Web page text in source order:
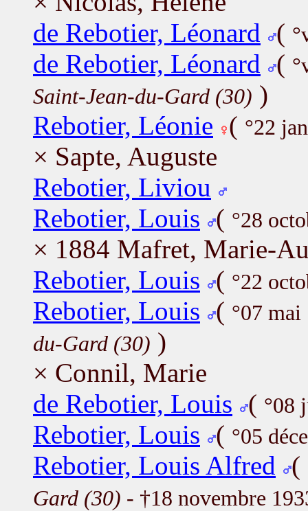
de Rebotier, Léonard
(
de Rebotier, Léonard (
Saint-Jean-du-Gard (30) )
Rebotier, Léonie ( °22
× Sapte, Auguste
Rebotier, Liviou
Rebotier, Louis ( °28
× 1884 Mafret, Marie-
Rebotier, Louis ( °22
Rebotier, Louis ( °07
du-Gard (30) )
× Connil, Marie
de Rebotier, Louis ( °08
Rebotier, Louis ( °05
Rebotier, Louis Alfred (
Gard (30) - †18 novembre